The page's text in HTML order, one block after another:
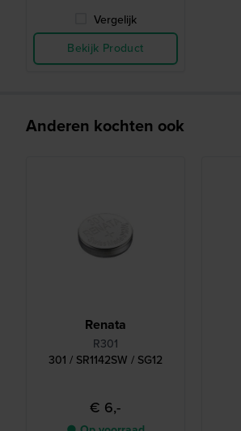
Vergelijk
Bekijk Product
Anderen kochten ook
Renata
R301
301 / SR1142SW / SG12
€ 6,-